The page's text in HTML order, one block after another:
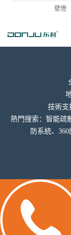
壁燈
技術支
熱門搜索：智能疏
防系統、